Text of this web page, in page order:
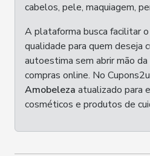
cabelos, pele, maquiagem,
A plataforma busca facilitar
qualidade para quem deseja
autoestima sem abrir mão
compras online. No
Amobeleza atualizado para
cosméticos e produtos de